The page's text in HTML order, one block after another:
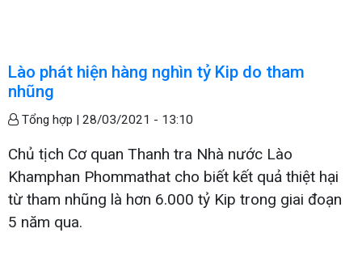
Lào phát hiện hàng nghìn tỷ Kip do tham
nhũng
Tổng hợp | 28/03/2021 - 13:10
Chủ tịch Cơ quan Thanh tra Nhà nước Lào
Khamphan Phommathat cho biết kết quả thiệt hại
từ tham nhũng là hơn 6.000 tỷ Kip trong giai đoạn
5 năm qua.